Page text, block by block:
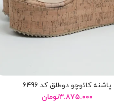
پاشنه کائوچو دوطلق کد 6496
۳.۸۷۵.۰۰۰تومان